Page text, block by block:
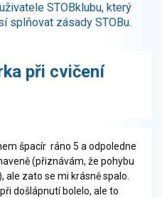
STOBklubu, který
splňovat zásady STOBu.
při cvičení
špacír ráno 5 a odpoledne
(přiznávám, že pohybu
ale zato se mi krásně spalo.
došlápnutí bolelo, ale to